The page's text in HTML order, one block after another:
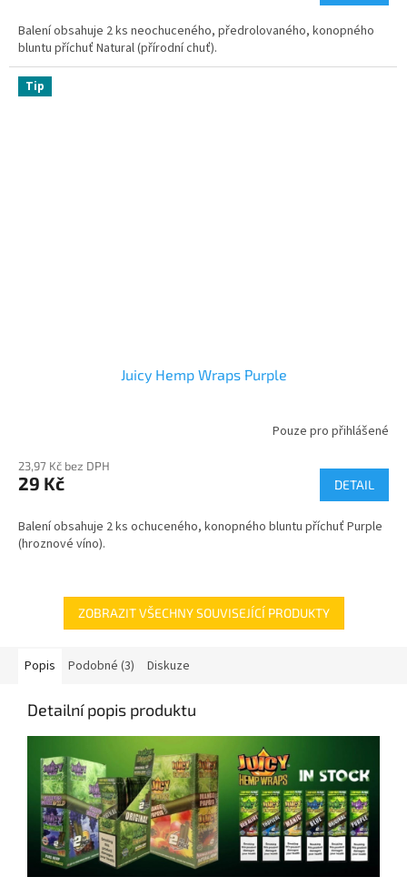
Balení obsahuje 2 ks neochuceného, předrolovaného, konopného
bluntu příchuť Natural (přírodní chuť).
Tip
Juicy Hemp Wraps Purple
Pouze pro přihlášené
23,97 Kč bez DPH
29 Kč DETAIL
Balení obsahuje 2 ks ochuceného, konopného bluntu příchuť Purple
(hroznové víno).
ZOBRAZIT VŠECHNY SOUVISEJÍCÍ PRODUKTY
Popis Podobné (3) Diskuze
Detailní popis produktu